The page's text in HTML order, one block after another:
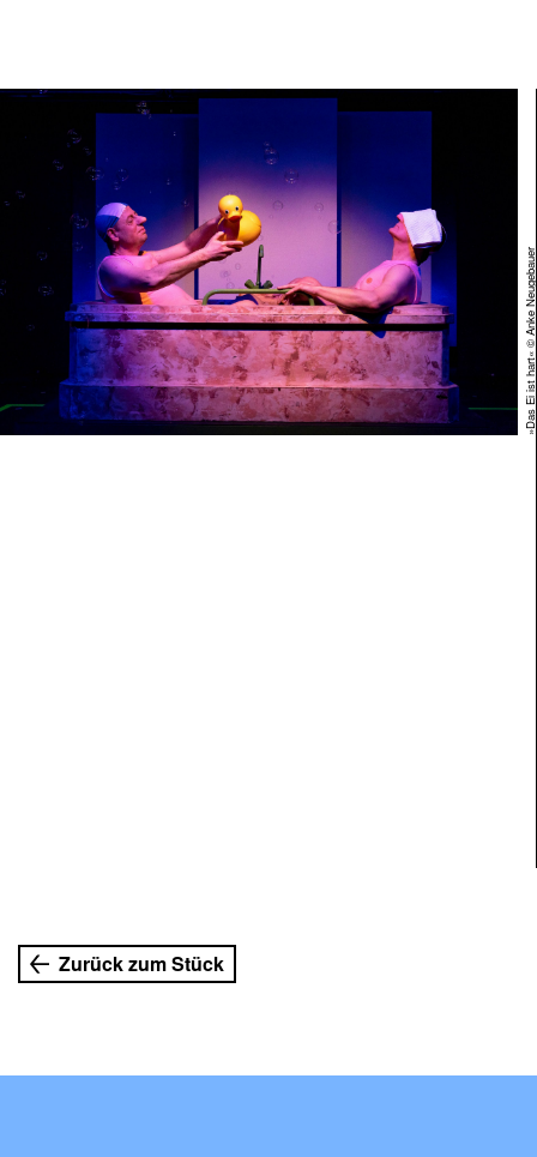
»Das Ei ist hart« © Anke Neugebauer
Zurück zum Stück